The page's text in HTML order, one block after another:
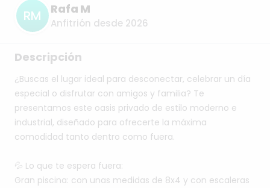
RM Rafa M
Anfitrión desde 2026
Descripción
¿Buscas el lugar ideal para desconectar, celebrar un día
especial o disfrutar con amigos y familia? Te
presentamos este oasis privado de estilo moderno e
industrial, diseñado para ofrecerte la máxima
comodidad tanto dentro como fuera.
💦 Lo que te espera fuera:
Gran piscina: con unas medidas de 8x4 y con escaleras